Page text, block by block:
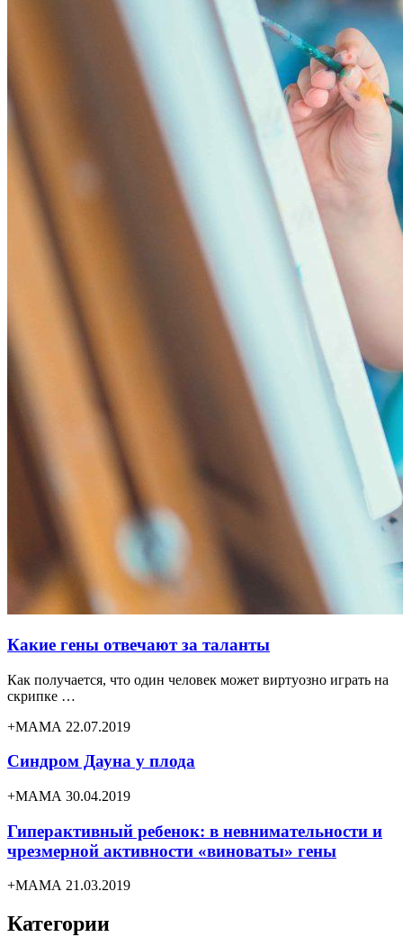
Какие гены отвечают за таланты
Как получается, что один человек может виртуозно играть на
скрипке …
+МАМА 22.07.2019
Синдром Дауна у плода
+МАМА 30.04.2019
Гиперактивный ребенок: в невнимательности и
чрезмерной активности «виноваты» гены
+МАМА 21.03.2019
Категории